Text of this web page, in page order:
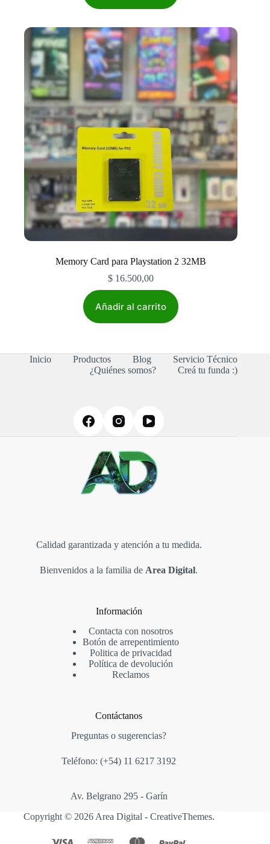
Memory Card para Playstation 2 32MB
$ 16.500,00
Añadir al carrito
Inicio Productos Blog
Servicio Técnico
¿Quiénes somos?
Creá tu funda :)
Calidad garantizada y atención a tu medida.
Bienvenidos a la familia de Area Digital.
Información
Contacta con nosotros
Botón de arrepentimiento
Politica de privacidad
Política de devolución
Reclamos
Contáctanos
Preguntas o sugerencias?
Teléfono: (+54) 11 6217 3192
Av. Belgrano 295 - Garín
Copyright © 2026 Area Digital - CreativeThemes.